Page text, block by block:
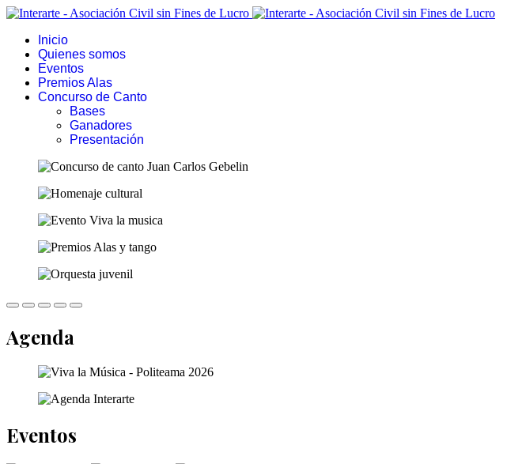
Inicio
Quienes somos
Eventos
Premios Alas
Concurso de Canto
Bases
Ganadores
Presentación
Agenda
Eventos